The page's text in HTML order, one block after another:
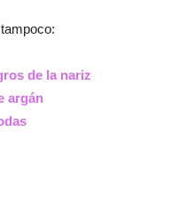
de la nariz
argán